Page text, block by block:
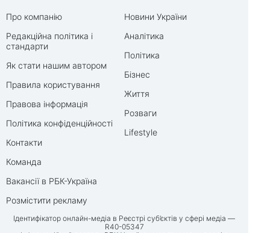
Про компанію
Редакційна політика і
стандарти
Як стати нашим автором
Правила користування
Правова інформація
Політика конфіденційності
Контакти
Команда
Вакансії в РБК-Україна
Розмістити рекламу
Новини України
Аналітика
Політика
Бізнес
Життя
Розваги
Lifestyle
Ідентифікатор онлайн-медіа в Реєстрі суб’єктів у сфері медіа —
R40-05347